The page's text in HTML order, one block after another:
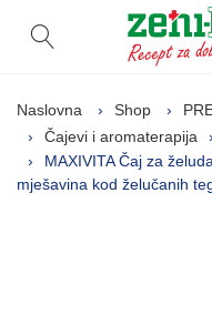
Otvori pretragu
Naslovna Shop
Čajevi i aromaterapija
MAXIVITA Čaj za
mješavina kod želučanih